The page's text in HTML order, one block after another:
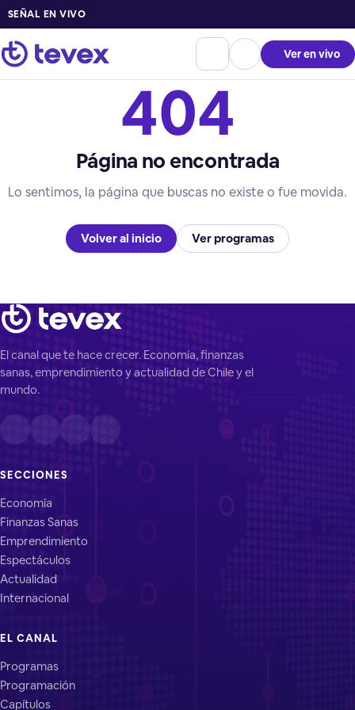
SEÑAL EN VIVO
Ver en vivo
404
Página no encontrada
Lo sentimos, la página que buscas no existe o fue movida.
Volver al inicio Ver programas
El canal que te hace crecer. Economía, finanzas
sanas, emprendimiento y actualidad de Chile y el
mundo.
SECCIONES
Economía
Finanzas Sanas
Emprendimiento
Espectáculos
Actualidad
Internacional
EL CANAL
Programas
Programación
Capítulos